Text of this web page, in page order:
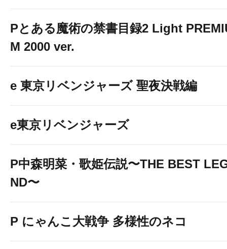
Pとある魔術の禁書目録2 Light
M 2000 ver.
e 東京リベンジャーズ 聖夜決戦編
e東京リベンジャーズ
P中森明菜・歌姫伝説〜THE BEST
ND〜
P にゃんこ大戦争 多様性のネコ